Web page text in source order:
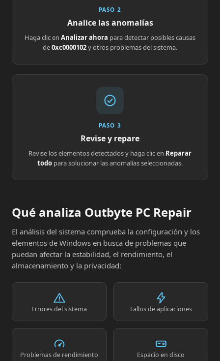
PASO 2
Analice las anomalías
Haga clic en Analizar ahora para detectar posibles causas
de0xc0000102y otros problemas del sistema.
PASO 3
Revise y repare
Revise los elementos detectados y haga clic en Reparar
todo para solucionar las anomalías seleccionadas.
Qué analiza Outbyte PC Repair
El análisis del sistema comprueba la configuración y los
elementos de Windows en busca de problemas que
puedan afectar la estabilidad, el rendimiento, el
almacenamiento y la privacidad:
Errores del sistema Fallos de aplicaciones
Problemas de rendimiento Espacio en disco